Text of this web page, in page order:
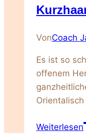
VonCoach
Es ist so
offenem
Weiterlesen